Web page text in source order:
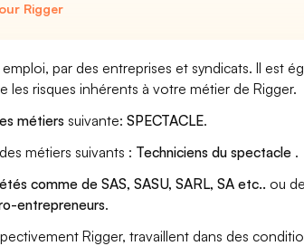
Rigger
par des entreprises et syndicats. Il est
les risques inhérents à votre métier de Rigger.
métiers suivante:SPECTACLE.
métiers suivants : Techniciens du spectacle .
comme de SAS, SASU, SARL, SA etc.. ou
entrepreneurs.
Rigger, travaillent dans des